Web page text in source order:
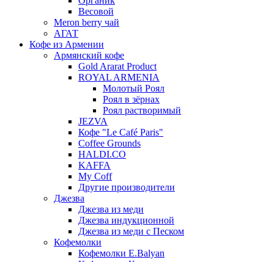
Весовой
Meron berry чай
АГАТ
Кофе из Армении
Армянский кофе
Gold Ararat Product
ROYAL ARMENIA
Молотый Роял
Роял в зёрнах
Роял растворимый
JEZVA
Кофе "Le Café Paris"
Coffee Grounds
HALDI.CO
KAFFA
My Coff
Другие производители
Джезва
Джезва из меди
Джезва индукционной
Джезва из меди с Песком
Кофемолки
Кофемолки E.Balyan